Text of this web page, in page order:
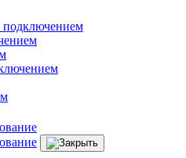
подключением